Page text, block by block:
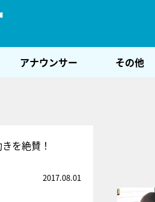
アナウンサー その他
を絶賛！
2017.08.01